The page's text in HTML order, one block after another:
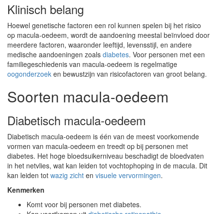
Klinisch belang
Hoewel genetische factoren een rol kunnen spelen bij het risico
op macula-oedeem, wordt de aandoening meestal beïnvloed door
meerdere factoren, waaronder leeftijd, levensstijl, en andere
medische aandoeningen zoals diabetes. Voor personen met een
familiegeschiedenis van macula-oedeem is regelmatige
oogonderzoek en bewustzijn van risicofactoren van groot belang.
Soorten macula-oedeem
Diabetisch macula-oedeem
Diabetisch macula-oedeem is één van de meest voorkomende
vormen van macula-oedeem en treedt op bij personen met
diabetes. Het hoge bloedsuikerniveau beschadigt de bloedvaten
in het netvlies, wat kan leiden tot vochtophoping in de macula. Dit
kan leiden tot wazig zicht en visuele vervormingen.
Kenmerken
Komt voor bij personen met diabetes.